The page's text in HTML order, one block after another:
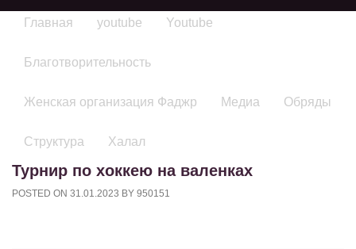
Главная youtube Youtube
Благотворительность
Женская организация Фаджр Медиа Обряды
Структура Халал
Турнир по хоккею на валенках
POSTED ON 31.01.2023 BY 950151